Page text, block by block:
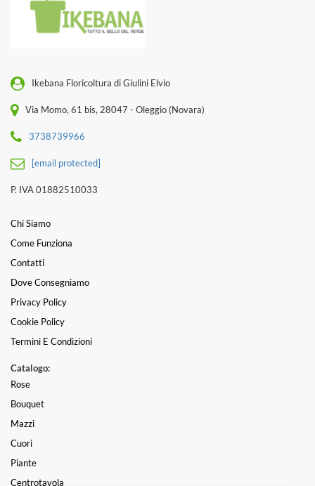
Ikebana Floricoltura di Giulini Elvio
Via Momo, 61 bis, 28047 - Oleggio (Novara)
3738739966
[email protected]
P. IVA 01882510033
Chi Siamo
Come Funziona
Contatti
Dove Consegniamo
Privacy Policy
Cookie Policy
Termini E Condizioni
Catalogo:
Rose
Bouquet
Mazzi
Cuori
Piante
Centrotavola